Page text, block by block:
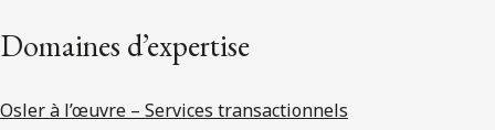
Domaines d’expertise
Osler à l’œuvre – Services transactionnels